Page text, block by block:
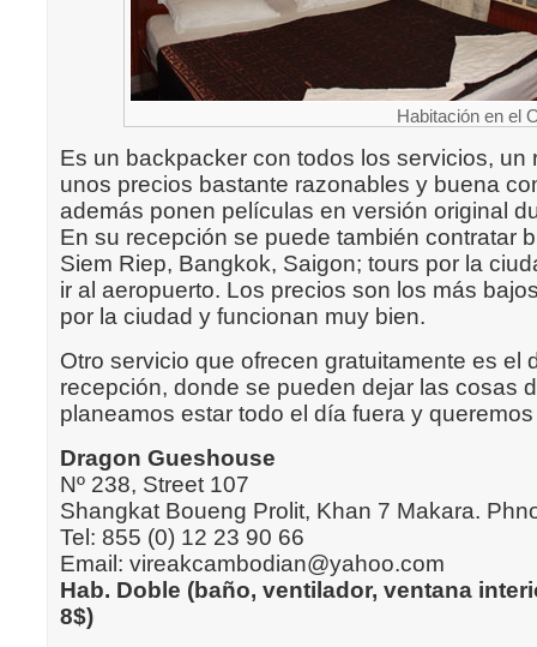
Habitación en el
Es un backpacker con todos los servicios, un
unos precios bastante razonables y buena
además ponen películas en versión original
En su recepción se puede también contratar
Siem Riep, Bangkok, Saigon; tours por la
ir al aeropuerto. Los precios son los más
por la ciudad y funcionan muy bien.
Otro servicio que ofrecen gratuitamente es el
recepción, donde se pueden dejar las cosas
planeamos estar todo el día fuera y
Dragon Gueshouse
Nº 238, Street 107
Shangkat Boueng Prolit, Khan 7 Makara.
Tel: 855 (0) 12 23 90 66
Email: vireakcambodian@yahoo.com
Hab. Doble (baño, ventilador, ventana
8$)